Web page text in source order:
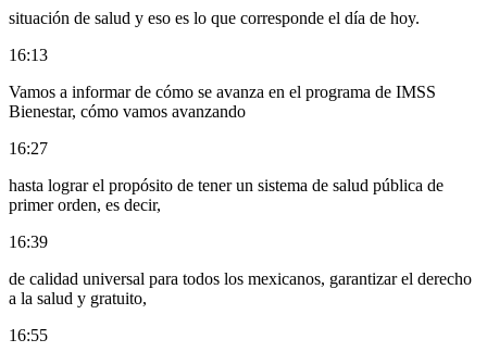
situación de salud y eso es lo que corresponde el día de hoy.
16:13
Vamos a informar de cómo se avanza en el programa de IMSS
Bienestar, cómo vamos avanzando
16:27
hasta lograr el propósito de tener un sistema de salud pública de
primer orden, es decir,
16:39
de calidad universal para todos los mexicanos, garantizar el derecho
a la salud y gratuito,
16:55